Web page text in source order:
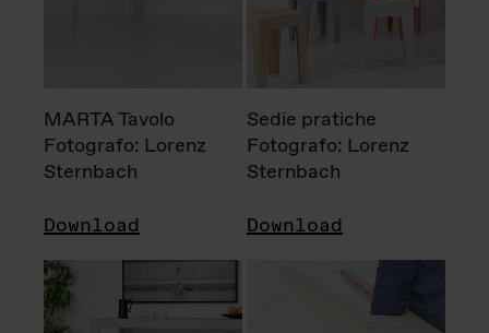
MARTA Tavolo
Fotografo: Lorenz
Sternbach
Download
Sedie pratiche
Fotografo: Lorenz
Sternbach
Download